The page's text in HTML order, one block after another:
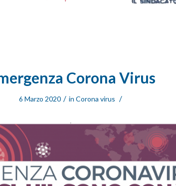
Corona Virus
6 Marzo 2020 / in Corona virus /